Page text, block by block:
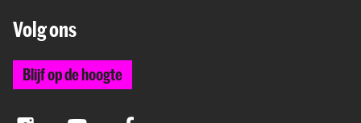
Volg ons
Blijf op de hoogte
InstagramYouTube Facebook